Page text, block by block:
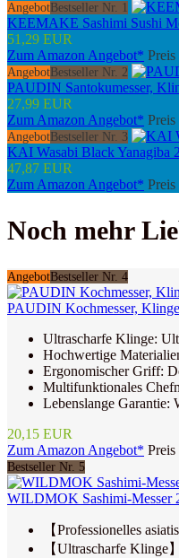
Angebot Bestseller Nr. 1
KEEMAKE Sashimi Sushi
51,29 EUR
Zum Amazon Angebot*
Angebot Bestseller Nr. 2
PAUDIN Santokumesser,
27,99 EUR
Zum Amazon Angebot*
Angebot Bestseller Nr. 3
KAI Wasabi Black Yanagiba
47,87 EUR
Zum Amazon Angebot*
Noch mehr
AngebotBestseller Nr. 4
PAUDIN Kochmesser,
Ultrascharfe Klinge:
Hochwertige
Ergonomischer Griff:
Multifunktionales
Lebenslange Garantie:
20,15 EUR
Zum Amazon Angebot*
Bestseller Nr. 5
WILDMOK Sashimi-Messer
【Professionelles
【Ultrascharfe Klinge